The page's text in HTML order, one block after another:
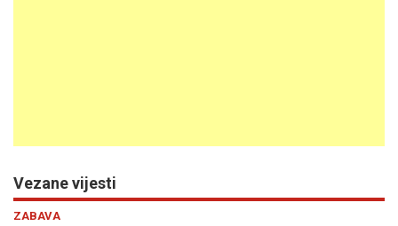
Vezane vijesti
REGIJA